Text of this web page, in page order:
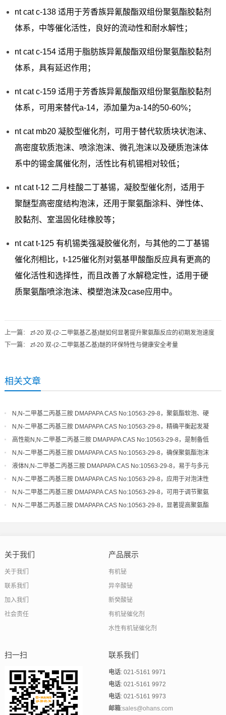
nt cat c-138 适用于芳香族异氰酸酯双组份聚氨酯胶黏剂
体系，中等催化活性，良好的流动性和耐水解性；
nt cat c-154 适用于脂肪族异氰酸酯双组份聚氨酯胶黏剂
体系，具有延迟作用；
nt cat c-159 适用于芳香族异氰酸酯双组份聚氨酯胶黏剂
体系，可用来替代a-14，添加量为a-14的50-60%；
nt cat mb20 凝胶型催化剂，可用于替代软质块状泡沫、
高密度软质泡沫、喷涂泡沫、微孔泡沫以及硬质泡沫体
系中的锡金属催化剂，活性比有机锡相对较低；
nt cat t-12 二月桂酸二丁基锡，凝胶型催化剂，适用于
聚醚型高密度结构泡沫，还用于聚氨酯涂料、弹性体、
胶黏剂、室温固化硅橡胶等；
nt cat t-125 有机锡类强凝胶催化剂，与其他的二丁基锡
催化剂相比，t-125催化剂对氨基甲酸酯反应具有更高的
催化活性和选择性，而且改善了水解稳定性，适用于硬
质聚氨酯喷涂泡沫、模塑泡沫及case应用中。
上一篇： zf-20 双-(2-二甲氨基乙基)醚如何显著提升聚氨酯反应的初期发泡速度
下一篇： zf-20 双-(2-二甲氨基乙基)醚的环保特性与健康安全考量
相关文章
N,N-二甲基二丙基三胺 DMAPAPA CAS No:10563-29-8，聚氨酯软泡、硬
泡体系的高效平衡催化剂
N,N-二甲基二丙基三胺 DMAPAPA CAS No:10563-29-8，精确平衡起发凝
胶速率，优化泡沫结构细度
高性能N,N-二甲基二丙基三胺 DMAPAPA CAS No:10563-29-8，是制备低
气味、高品质聚氨酯的关键
N,N-二甲基二丙基三胺 DMAPAPA CAS No:10563-29-8，确保聚氨酯泡沫
具有良好的尺寸稳定性和回弹性
液体N,N-二甲基二丙基三胺 DMAPAPA CAS No:10563-29-8，易于与多元
醇混合，催化活性稳定可靠
N,N-二甲基二丙基三胺 DMAPAPA CAS No:10563-29-8，应用于对泡沫性
能和环保性有严格要求的领域
N,N-二甲基二丙基三胺 DMAPAPA CAS No:10563-29-8，可用于调节聚氨
酯体系的起发和凝胶活性
N,N-二甲基二丙基三胺 DMAPAPA CAS No:10563-29-8，显著提高聚氨酯
关于我们
关于我们
联系我们
加入我们
社会责任
产品展示
有机铋
异辛酸铋
新癸酸铋
有机铋催化剂
水性有机铋催化剂
扫一扫 联系我们
电话: 021-5161 9971
电话: 021-5161 9972
电话: 021-5161 9973
邮箱:sales@ohans.com